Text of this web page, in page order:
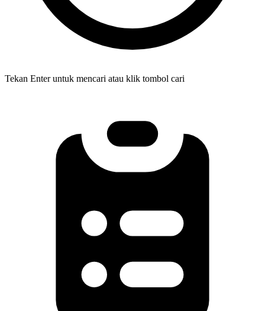
Tekan Enter untuk mencari atau klik tombol cari